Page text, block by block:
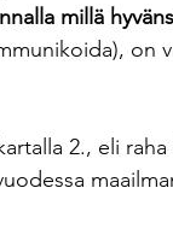
millä
on
2., eli